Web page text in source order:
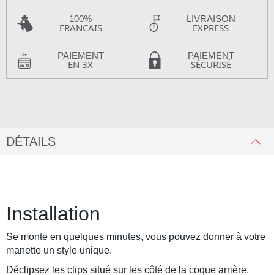
100%
FRANCAIS
LIVRAISON
EXPRESS
PAIEMENT
EN 3X
PAIEMENT
SÉCURISÉ
DÉTAILS
Installation
Se monte en quelques minutes, vous pouvez donner à votre
manette un style unique.
Déclipsez les clips situé sur les côté de la coque arrière,